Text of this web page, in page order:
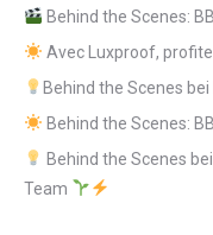
Behind the Scenes:
Avec Luxproof,
Behind the Scenes
Behind the Scenes:
Behind the Scenes
Team